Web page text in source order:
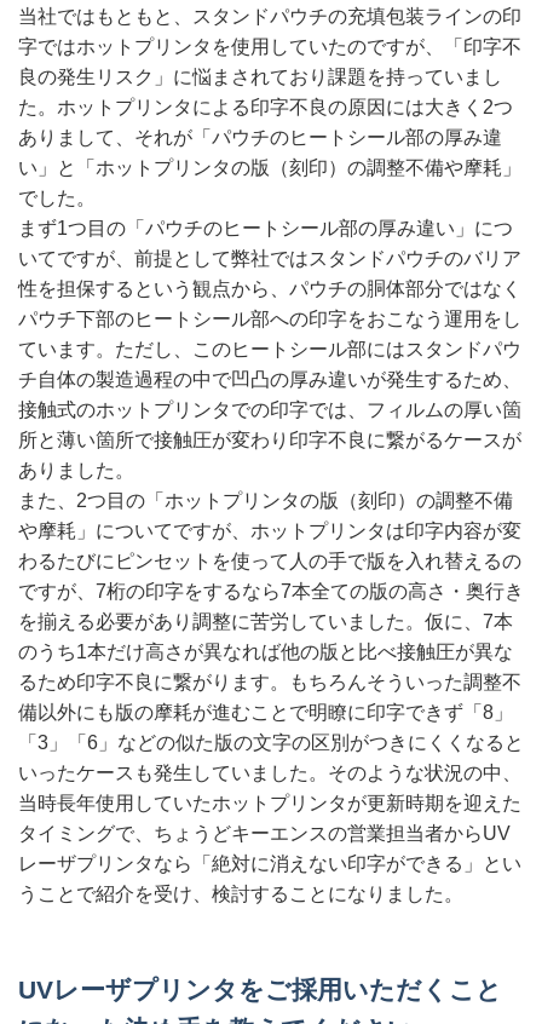
当社ではもともと、スタンドパウチの充填包装ラインの印
字ではホットプリンタを使用していたのですが、「印字不
良の発生リスク」に悩まされており課題を持っていまし
た。ホットプリンタによる印字不良の原因には大きく2つ
ありまして、それが「パウチのヒートシール部の厚み違
い」と「ホットプリンタの版（刻印）の調整不備や摩耗」
でした。
まず1つ目の「パウチのヒートシール部の厚み違い」につ
いてですが、前提として弊社ではスタンドパウチのバリア
性を担保するという観点から、パウチの胴体部分ではなく
パウチ下部のヒートシール部への印字をおこなう運用をし
ています。ただし、このヒートシール部にはスタンドパウ
チ自体の製造過程の中で凹凸の厚み違いが発生するため、
接触式のホットプリンタでの印字では、フィルムの厚い箇
所と薄い箇所で接触圧が変わり印字不良に繋がるケースが
ありました。
また、2つ目の「ホットプリンタの版（刻印）の調整不備
や摩耗」についてですが、ホットプリンタは印字内容が変
わるたびにピンセットを使って人の手で版を入れ替えるの
ですが、7桁の印字をするなら7本全ての版の高さ・奥行き
を揃える必要があり調整に苦労していました。仮に、7本
のうち1本だけ高さが異なれば他の版と比べ接触圧が異な
るため印字不良に繋がります。もちろんそういった調整不
備以外にも版の摩耗が進むことで明瞭に印字できず「8」
「3」「6」などの似た版の文字の区別がつきにくくなると
いったケースも発生していました。そのような状況の中、
当時長年使用していたホットプリンタが更新時期を迎えた
タイミングで、ちょうどキーエンスの営業担当者からUV
レーザプリンタなら「絶対に消えない印字ができる」とい
うことで紹介を受け、検討することになりました。
UVレーザプリンタをご採用いただくこと